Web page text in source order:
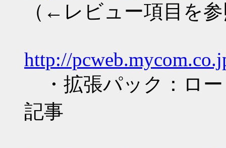
（←レビュー項目を
http://
・拡張パック：ロー
記事